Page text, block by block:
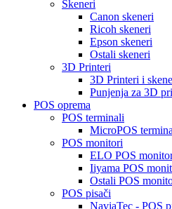
Skeneri
Canon skeneri
Ricoh skeneri
Epson skeneri
Ostali skeneri
3D Printeri
3D Printeri i
Punjenja za 3D
POS oprema
POS terminali
MicroPOS
POS monitori
ELO POS
Iiyama POS
Ostali POS
POS pisači
NaviaTec - POS